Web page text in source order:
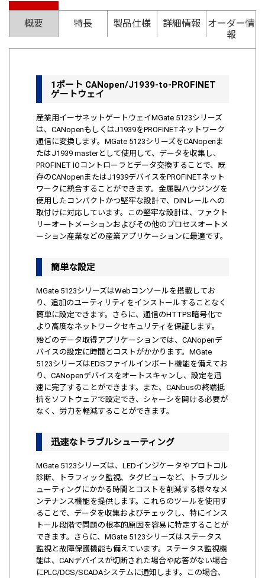
概要 特長 製品仕様 詳細情報
オーダー情
報
1ポート CANopen/J1939-to-PROFINET
ゲートウェイ
産業用イーサネットゲートウェイMGate 5123シリーズ
は、CANopenもしくはJ1939をPROFINETネットワーク
通信に変換します。MGate 5123シリーズをCANopenま
たはJ1939 masterとして使用して、データを収集し、
PROFINET IOコントローラとデータ交換することで、既
存のCANopenまたはJ1939デバイスをPROFINETネット
ワークに統合することができます。金属製ハウジングを
使用したコンパクトかつ堅牢な設計で、DINレールへの
取付けに対応しています。この堅牢な設計は、ファクト
リーオートメーションおよびその他のプロセスオートメ
ーション産業などの産業アプリケーションに最適です。
簡単な設定
MGate 5123シリーズはWebコンソールを搭載してお
り、追加のユーティリティをインストールすることなく
簡単に設定できます。さらに、通信のHTTPS暗号化で
より高度なネットワークセキュリティを保証します。
殆どのデータ取得アプリケーションでは、CANopenデ
バイスの設定に時間とコストがかかります。MGate
5123シリーズはEDSファイルインポート機能を備えてお
り、CANopenデバイスをオートスキャンし、設定を迅
速に完了することができます。また、CANbusの終端抵
抗をソフトウェアで設定でき、シャーシを開ける必要が
なく、労力を軽減することができます。
迅速なトラブルシューティング
MGate 5123シリーズは、LEDインジケータやプロトコル
診断、トラフィック監視、タグビューなど、トラブルシ
ューティングにかかる時間とコストを削減する様々なメ
ンテナンス機能を提供します。これらのツールを使用す
ることで、データを収集およびチェックし、特にインス
トール段階で問題の根本的原因を容易に特定することが
できます。さらに、MGate 5123シリーズはステータス
監視と故障保護機能も備えています。ステータス監視機
能は、CANデバイスが切断された場合や応答がない場合
にPLC/DCS/SCADAシステムに通知します。この場合、